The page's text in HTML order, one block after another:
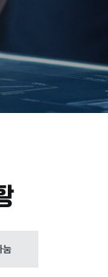
눔